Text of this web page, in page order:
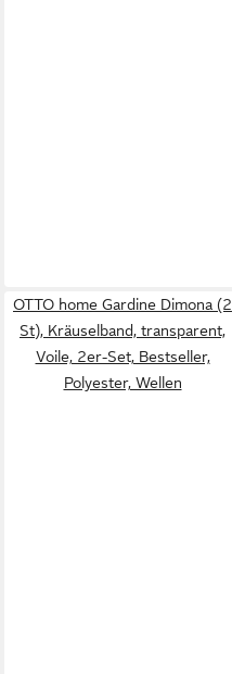
OTTO home Gardine Dimona (2
St), Kräuselband, transparent,
Voile, 2er-Set, Bestseller,
Polyester, Wellen